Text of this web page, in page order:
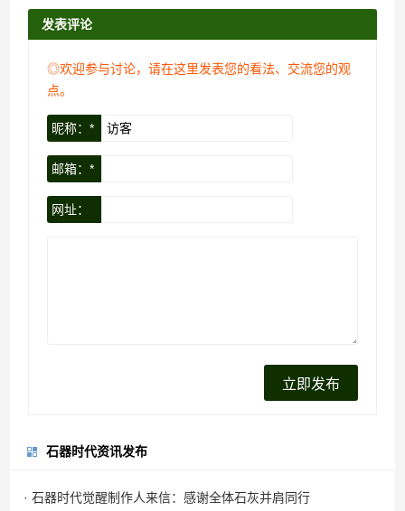
发表评论
◎欢迎参与讨论，请在这里发表您的看法、交流您的观
点。
昵称：*
邮箱：*
网址：
石器时代资讯发布
· 石器时代觉醒制作人来信：感谢全体石灰并肩同行